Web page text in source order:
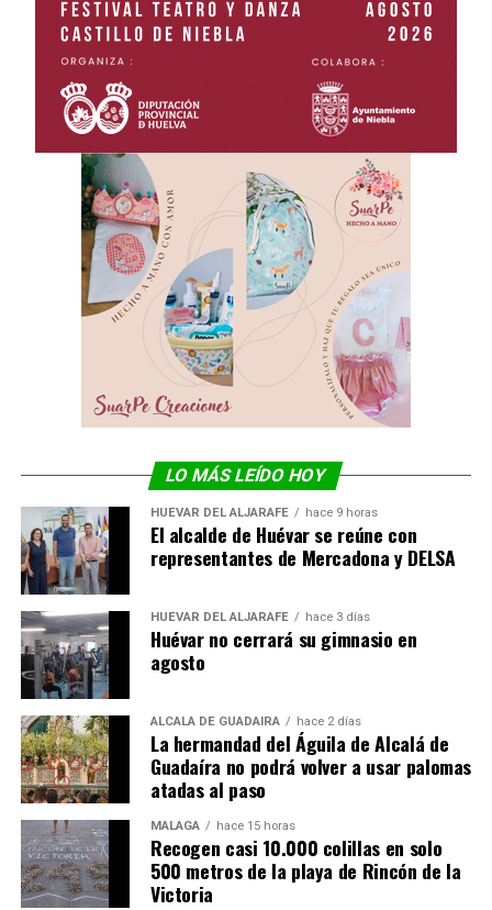
LO MÁS LEÍDO HOY
HUÉVAR DEL ALJARAFE hace 9 horas
El alcalde de Huévar se reúne con
representantes de Mercadona y DELSA
HUÉVAR DEL ALJARAFE hace 3 días
Huévar no cerrará su gimnasio en
agosto
ALCALÁ DE GUADAÍRA hace 2 días
La hermandad del Águila de Alcalá de
Guadaíra no podrá volver a usar palomas
atadas al paso
MÁLAGA hace 15 horas
Recogen casi 10.000 colillas en solo
500 metros de la playa de Rincón de la
Victoria